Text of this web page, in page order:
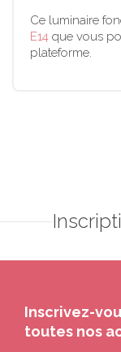
Ce luminaire
E14 que vous
plateforme.
Inscrivez-
toutes nos